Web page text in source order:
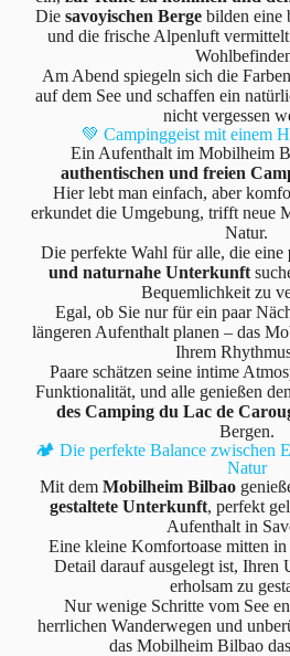
Diesavoyischen Berge bilden eine
und die frische Alpenluft
Am Abend spiegeln sich die
auf dem See und schaffen ein
nicht vergessen
💚 Campinggeist mit einem
Ein Aufenthalt im Mobilheim
authentischen und freien
Hier lebt man einfach, aber
erkundet die Umgebung, trifft neue
Natur.
Die perfekte Wahl für alle, die eine
und naturnahe Unterkunft
Bequemlichkeit zu
Egal, ob Sie nur für ein paar
längeren Aufenthalt planen – das
Ihrem
Paare schätzen seine intime
Funktionalität, und alle genießen den
des Camping du Lac de
Bergen.
🏕️ Die perfekte Balance zwischen
Natur
Mit dem Mobilheim Bilbao
gestaltete Unterkunft, perfekt
Aufenthalt in
Eine kleine Komfortoase mitten
Detail darauf ausgelegt ist, Ihren
erholsam zu
Nur wenige Schritte vom See
herrlichen Wanderwegen und
das Mobilheim Bilbao